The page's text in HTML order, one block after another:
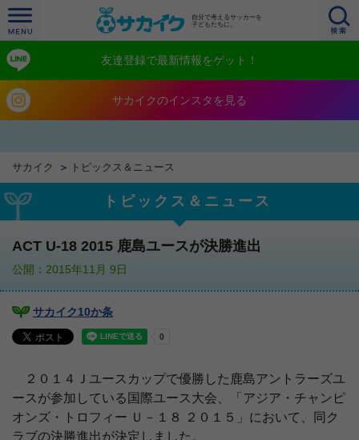
自分で考えるサッカーを
子どもたちに。
友達登録で最新情報をゲット！
サカイクのインスタを見る
サカイク トピックス＆ニュース
トピックス＆ニュース
ACT U-18 2015 鹿島ユースが決勝進出
公開：2015年11月 9日
サカイク10か条
２０１４Ｊユースカップで優勝した鹿島アントラーズユ
ースが参加している国際ユース大会、「アジア・チャンピ
オンズ・トロフィー Ｕ－１８ ２０１５」において、同ク
ラブの決勝進出が決定しました。